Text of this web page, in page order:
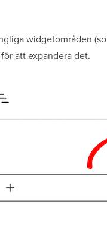
widgetområden
att expandera det.